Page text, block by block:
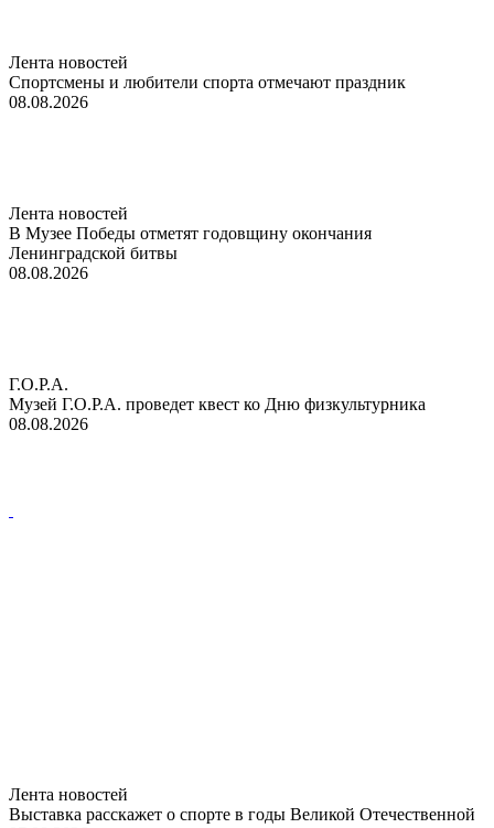
Лента новостей
Спортсмены и любители спорта отмечают праздник
08.08.2026
Лента новостей
В Музее Победы отметят годовщину окончания
Ленинградской битвы
08.08.2026
Г.О.Р.А.
Музей Г.О.Р.А. проведет квест ко Дню физкультурника
08.08.2026
Лента новостей
Выставка расскажет о спорте в годы Великой Отечественной